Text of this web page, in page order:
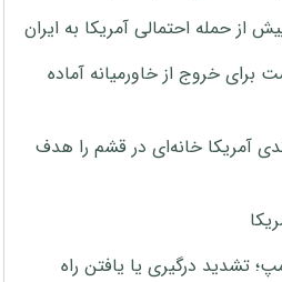
از حمله احتمالی آمریکا به ایران
برای خروج از خاورمیانه آماده
بمب ۲۰۰۰ پوندی آمریکا خانه‌ای در قشم را هدف
تشدید درگیری یا یافتن راه